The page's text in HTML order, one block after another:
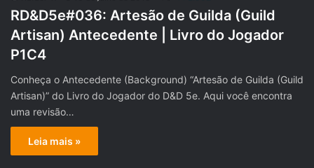
RD&D5e#036: Artesão de Guilda (Guild
Artisan) Antecedente | Livro do Jogador
P1C4
Conheça o Antecedente (Background) “Artesão de Guilda (Guild
Artisan)” do Livro do Jogador do D&D 5e. Aqui você encontra
uma revisão…
Leia mais »